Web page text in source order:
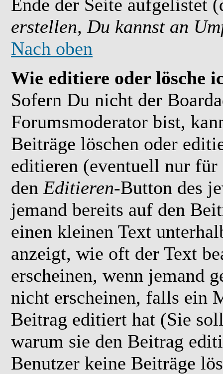
Ende der Seite aufgelistet
erstellen, Du kannst an
Nach oben
Wie editiere oder lösche
Sofern Du nicht der
Forumsmoderator bist,
Beiträge löschen oder
editieren (eventuell nur
den Editieren-Button des
jemand bereits auf den
einen kleinen Text
anzeigt, wie oft der Text
erscheinen, wenn jemand
nicht erscheinen, falls ein
Beitrag editiert hat (Sie
warum sie den Beitrag
Benutzer keine Beiträge